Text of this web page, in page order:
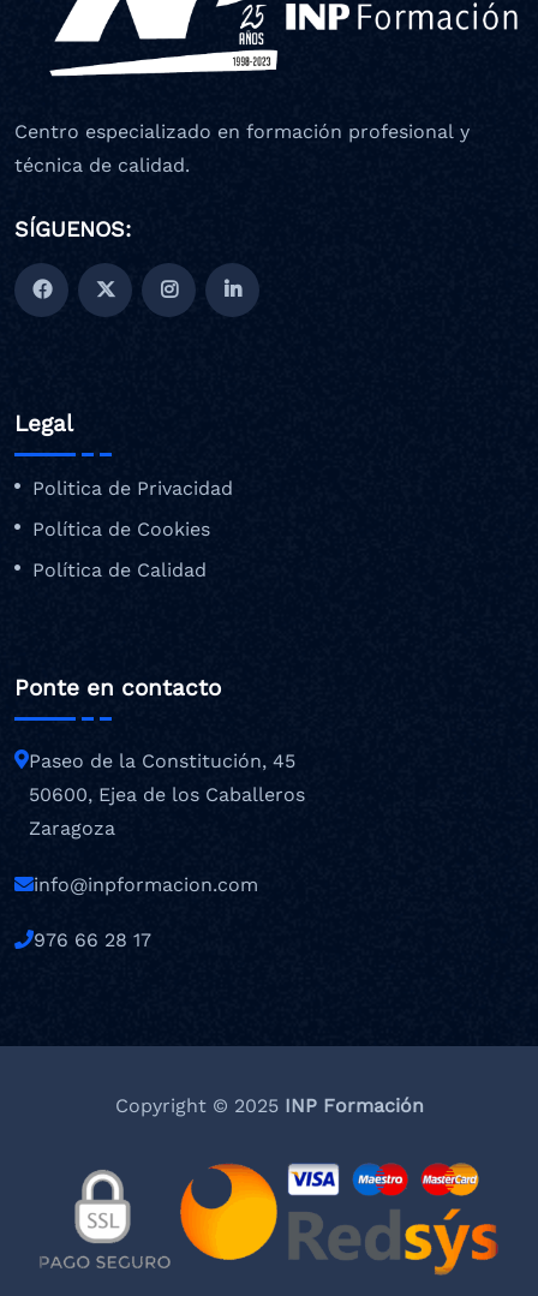
Centro especializado en formación profesional y
técnica de calidad.
SÍGUENOS:
Legal
Politica de Privacidad
Política de Cookies
Política de Calidad
Ponte en contacto
Paseo de la Constitución, 45
50600, Ejea de los Caballeros
Zaragoza
info@inpformacion.com
976 66 28 17
Copyright © 2025INP Formación